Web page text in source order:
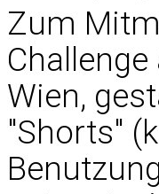
Zum
Wien,
"Shorts"